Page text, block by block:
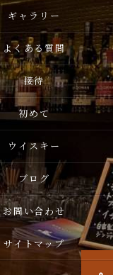
ギャラリー
よくある質問
接待
初めて
ウイスキー
ブログ
お問い合わせ
サイトマップ